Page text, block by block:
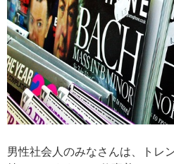
男性社会人のみなさんは、トレ